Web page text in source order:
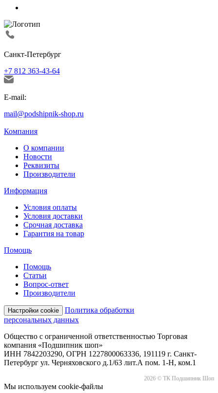
Санкт-Петербург
+7 812 363-43-64
E-mail:
mail@podshipnik-shop.ru
Компания
О компании
Новости
Реквизиты
Производители
Информация
Условия оплаты
Условия доставки
Срочная доставка
Гарантия на товар
Помощь
Помощь
Статьи
Вопрос-ответ
Производители
Настройки cookie
Политика обработки
персональных данных
Общество с ограниченной ответственностью Торговая
компания «Подшипник шоп»
ИНН 7842203290, ОГРН 1227800063336, 191119 г. Санкт-
Петербург ул. Черняховского д.1/63 лит.А пом. 1-Н, ком.1
2026 © ТК Подшипник Шоп
Мы используем cookie-файлы